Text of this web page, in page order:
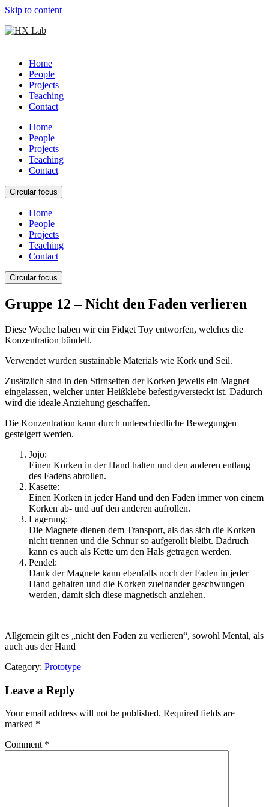
Skip to content
Home
People
Projects
Teaching
Contact
Home
People
Projects
Teaching
Contact
Circular focus
Home
People
Projects
Teaching
Contact
Circular focus
Gruppe 12 – Nicht den Faden verlieren
Diese Woche haben wir ein Fidget Toy entworfen, welches die
Konzentration bündelt.
Verwendet wurden sustainable Materials wie Kork und Seil.
Zusätzlich sind in den Stirnseiten der Korken jeweils ein Magnet
eingelassen, welcher unter Heißklebe befestig/versteckt ist. Dadurch
wird die ideale Anziehung geschaffen.
Die Konzentration kann durch unterschiedliche Bewegungen
gesteigert werden.
Jojo:
Einen Korken in der Hand halten und den anderen entlang
des Fadens abrollen.
Kasette:
Einen Korken in jeder Hand und den Faden immer von einem
Korken ab- und auf den anderen aufrollen.
Lagerung:
Die Magnete dienen dem Transport, als das sich die Korken
nicht trennen und die Schnur so aufgerollt bleibt. Dadruch
kann es auch als Kette um den Hals getragen werden.
Pendel:
Dank der Magnete kann ebenfalls noch der Faden in jeder
Hand gehalten und die Korken zueinander geschwungen
werden, damit sich diese magnetisch anziehen.
Allgemein gilt es „nicht den Faden zu verlieren“, sowohl Mental, als
auch aus der Hand
Category: Prototype
Leave a Reply
Your email address will not be published. Required fields are
marked *
Comment *